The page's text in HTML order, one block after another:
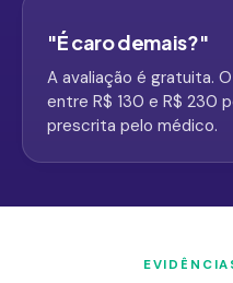
"É caro demais?"
A avaliação é gratuita.
entre R$ 130 e R$ 230
prescrita pelo médico.